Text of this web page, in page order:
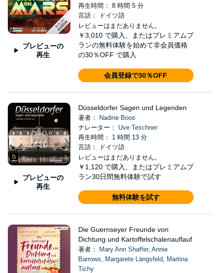
プレビューの
再生
再生時間： 8 時間 5 分
言語： ドイツ語
レビューはまだありません。
￥3,010 で購入、またはプレミアムプ
ランの無料体験を始めて非会員価格
の30％OFF で購入
会員登録で30％OFF
プレビューの
再生
Düsseldorfer Sagen und Legenden
著者：
Nadine Boos
ナレーター： Uve Teschner
再生時間： 1 時間 13 分
言語： ドイツ語
レビューはまだありません。
￥1,120 で購入、またはプレミアムプ
ラン30日間無料体験で試す
無料体験を試す
Die Guernseyer Freunde von
Dichtung und Kartoffelschalenauflauf
著者： Mary Ann Shaffer, Annie
Barrows, Margarete Längsfeld, Martina
Tichy